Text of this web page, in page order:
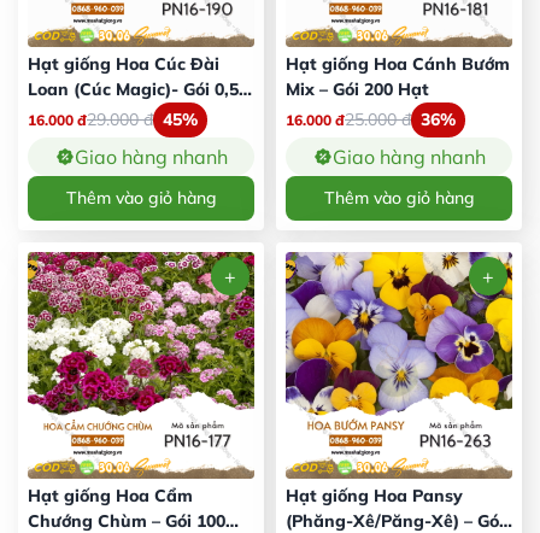
Hạt giống Hoa Cúc Đài
Loan (Cúc Magic)- Gói 0,5
Gram
16.000 đ29.000đ 45%
Giao hàng nhanh
Thêm vào giỏ hàng
Hạt giống Hoa Cánh Bướm
Mix – Gói 200 Hạt
16.000 đ25.000đ 36%
Giao hàng nhanh
Thêm vào giỏ hàng
Hạt giống Hoa Cẩm
Chướng Chùm – Gói 100
Hạt giống Hoa Pansy
(Phăng-Xê/Păng-Xê) – Gói